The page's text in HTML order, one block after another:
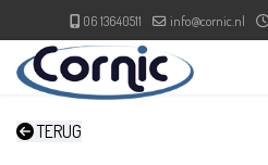
06 13640511 info@cornic.nl
TERUG